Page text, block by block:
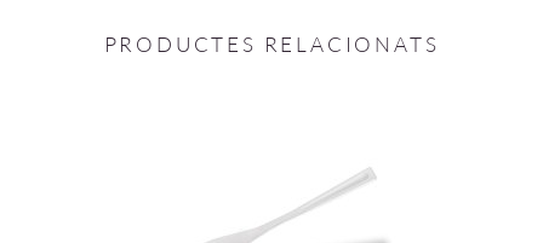
PRODUCTES RELACIONATS